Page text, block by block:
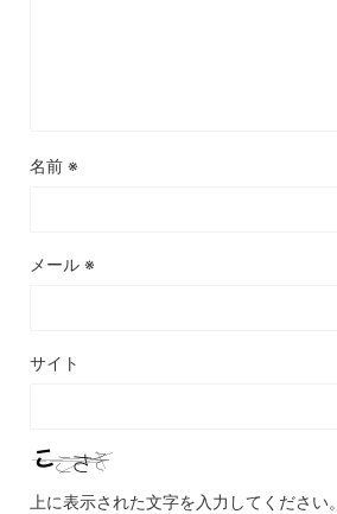
名前 ※
メール ※
サイト
上に表示された文字を入力してください。